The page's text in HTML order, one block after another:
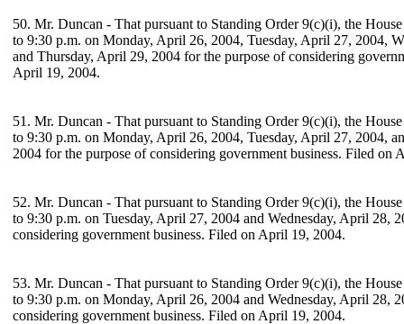
50. Mr. Duncan - That pursuant to Standing Order 9(c)(i), the
to 9:30 p.m. on Monday, April 26, 2004, Tuesday, April 27, 2004,
and Thursday, April 29, 2004 for the purpose of considering
April 19, 2004.
51. Mr. Duncan - That pursuant to Standing Order 9(c)(i), the
to 9:30 p.m. on Monday, April 26, 2004, Tuesday, April 27, 2004,
2004 for the purpose of considering government business. Filed on
52. Mr. Duncan - That pursuant to Standing Order 9(c)(i), the
to 9:30 p.m. on Tuesday, April 27, 2004 and Wednesday, April 28,
considering government business. Filed on April 19, 2004.
53. Mr. Duncan - That pursuant to Standing Order 9(c)(i), the
to 9:30 p.m. on Monday, April 26, 2004 and Wednesday, April 28,
considering government business. Filed on April 19, 2004.